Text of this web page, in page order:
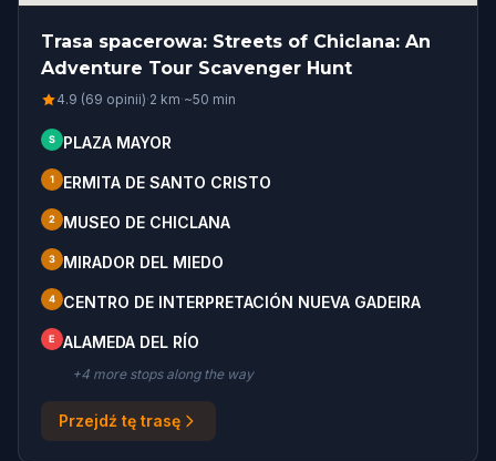
Trasa spacerowa: Streets of Chiclana: An
Adventure Tour Scavenger Hunt
4.9 (69 opinii)·2 km·~50 min
S PLAZA MAYOR
1 ERMITA DE SANTO CRISTO
2 MUSEO DE CHICLANA
3 MIRADOR DEL MIEDO
4 CENTRO DE INTERPRETACIÓN NUEVA GADEIRA
E ALAMEDA DEL RÍO
+4 more stopsalong the way
Przejdź tę trasę